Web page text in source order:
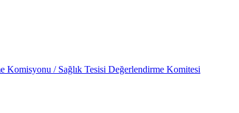
/ Sağlık Tesisi Değerlendirme Komitesi